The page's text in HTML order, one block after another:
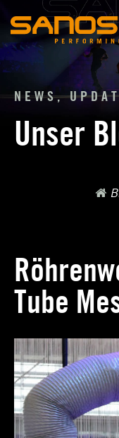
Inhalt
springen
NEWS,
Unser
Vertical
Poles
Tube